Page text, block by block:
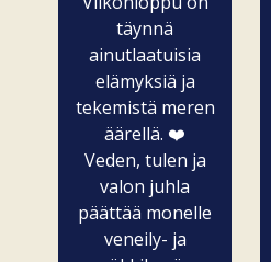
täynnä
ainutlaatuisia
elämyksiä ja
tekemistä meren
äärellä. ❤️
Veden, tulen ja
valon juhla
päättää monelle
veneily- ja